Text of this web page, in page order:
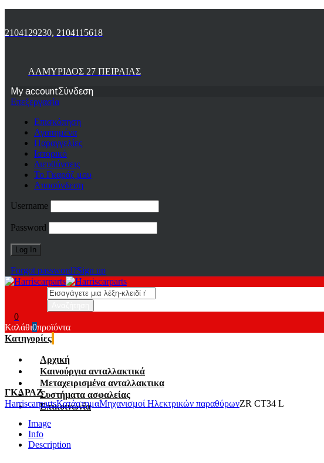
2104129230, 2104115618
ΑΛΜΥΡΙΔΟΣ 27 ΠΕΙΡΑΙΑΣ
My accountΣύνδεση
Επεξεργασία
Επισκόπηση
Αγαπημένα
Παραγγελίες
Ιστορικό
Διευθύνσεις
Το Γκαράζ μου
Αποσύνδεση
Username
Password
Forgot password?Sign up
0
Καλάθι0προϊόντα
Κατηγορίες
Αρχική
Καινούργια ανταλλακτικά
Μεταχειρισμένα ανταλλακτικα
Συστήματα ασφαλείας
Επικοινωνία
ΓΚΑΡΑΖ
HarriscarpartsΚατάστημαΜηχανισμοί Ηλεκτρικών παραθύρωνZR CT34 L
Image
Info
Description